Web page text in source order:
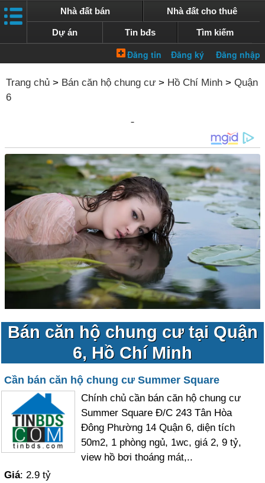
Nhà đất bán Nhà đất cho thuê
Dự án Tin bđs Tìm kiếm
Trang chủ > Bán căn hộ chung cư > Hồ Chí Minh > Quận
6
Bán căn hộ chung cư tại Quận
6, Hồ Chí Minh
Cần bán căn hộ chung cư Summer Square
Chính chủ cần bán căn hộ chung cư
Summer Square Đ/C 243 Tân Hòa
Đông Phường 14 Quận 6, diện tích
50m2, 1 phòng ngủ, 1wc, giá 2, 9 tỷ,
view hồ bơi thoáng mát,..
Giá: 2.9 tỷ